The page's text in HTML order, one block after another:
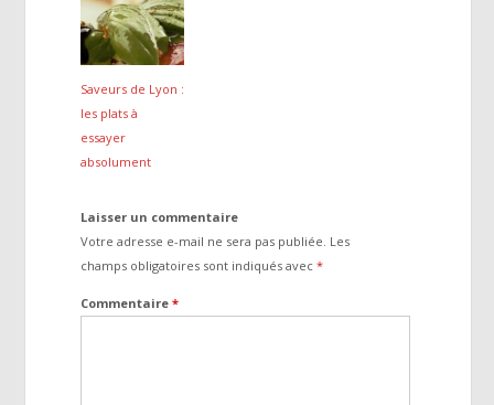
Saveurs de Lyon :
les plats à
essayer
absolument
Laisser un commentaire
Votre adresse e-mail ne sera pas publiée. Les
champs obligatoires sont indiqués avec*
Commentaire*